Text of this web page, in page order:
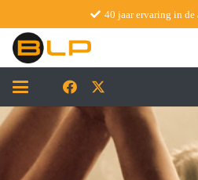
40 jaar ervaring in de